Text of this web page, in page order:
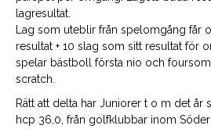
lagresultat.
Lag som uteblir från spelomgång får
resultat + 10 slag som sitt resultat för
spelar bästboll första nio och
scratch.
Rätt att delta har Juniorer t o m det år
hcp 36,0, från golfklubbar inom